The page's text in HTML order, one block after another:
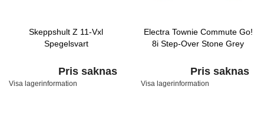
Skeppshult Z 11-Vxl
Spegelsvart
Pris saknas
Visa lagerinformation
Electra Townie Commute Go!
8i Step-Over Stone Grey
Pris saknas
Visa lagerinformation